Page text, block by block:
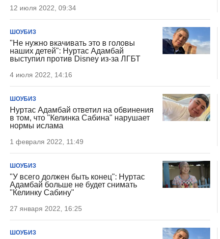
12 июля 2022, 09:34
ШОУБИЗ
"Не нужно вкачивать это в головы
наших детей": Нуртас Адамбай
выступил против Disney из-за ЛГБТ
4 июля 2022, 14:16
ШОУБИЗ
Нуртас Адамбай ответил на обвинения
в том, что "Келинка Сабина" нарушает
нормы ислама
1 февраля 2022, 11:49
ШОУБИЗ
"У всего должен быть конец": Нуртас
Адамбай больше не будет снимать
"Келинку Сабину"
27 января 2022, 16:25
ШОУБИЗ